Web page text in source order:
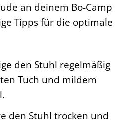
an deinem Bo-Camp
Tipps für die optimale
den Stuhl regelmäßig
Tuch und mildem
den Stuhl trocken und